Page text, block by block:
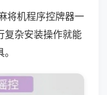
将机程序控牌器一
复杂安装操作就能